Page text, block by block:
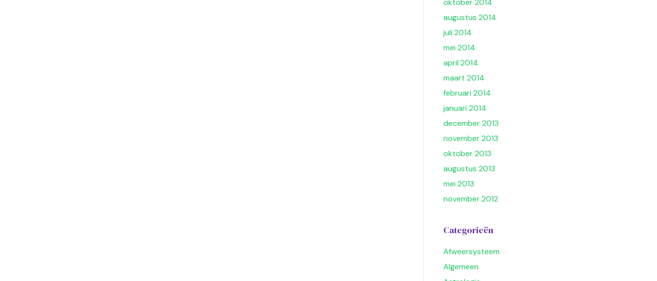
oktober 2014
augustus 2014
juli 2014
mei 2014
april 2014
maart 2014
februari 2014
januari 2014
december 2013
november 2013
oktober 2013
augustus 2013
mei 2013
november 2012
Categorieën
Afweersysteem
Algemeen